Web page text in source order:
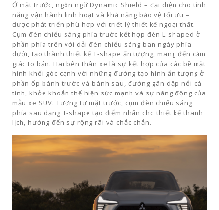
Ở mặt trước, ngôn ngữ Dynamic Shield – đại diện cho tính
năng vận hành linh hoạt và khả năng bảo vệ tối ưu –
được phát triển phù hợp với triết lý thiết kế ngoại thất.
Cụm đèn chiếu sáng phía trước kết hợp đèn L-shaped ở
phần phía trên với dải đèn chiếu sáng ban ngày phía
dưới, tạo thành thiết kế T-shape ấn tượng, mang đến cảm
giác to bản. Hai bên thân xe là sự kết hợp của các bề mặt
hình khối góc cạnh với những đường tạo hình ấn tượng ở
phần ốp bánh trước và bánh sau, đường gân dập nổi cá
tính, khỏe khoắn thể hiện sức mạnh và sự năng động của
mẫu xe SUV. Tương tự mặt trước, cụm đèn chiếu sáng
phía sau dạng T-shape tạo điểm nhấn cho thiết kế thanh
lịch, hướng đến sự rộng rãi và chắc chắn.